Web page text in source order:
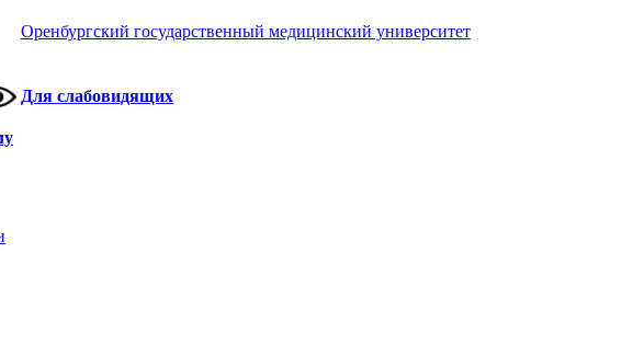
Оренбургский государственный медицинский университет
Для слабовидящих